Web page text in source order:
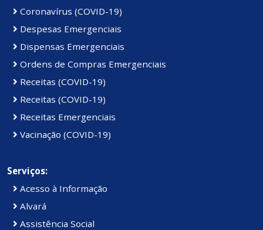
Coronavírus (COVID-19)
Despesas Emergenciais
Dispensas Emergenciais
Ordens de Compras Emergenciais
Receitas (COVID-19)
Receitas (COVID-19)
Receitas Emergenciais
Vacinação (COVID-19)
Serviços:
Acesso à Informação
Alvará
Assistência Social